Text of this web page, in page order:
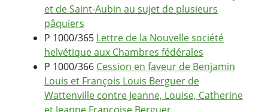
et de Saint-Aubin au sujet de plusieurs
pâquiers
P 1000/365 Lettre de la Nouvelle société
helvétique aux Chambres fédérales
P 1000/366 Cession en faveur de Benjamin
Louis et François Louis Berguer de
Wattenville contre Jeanne, Louise, Catherine